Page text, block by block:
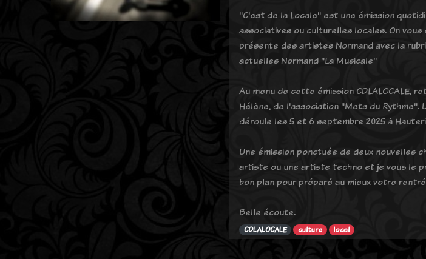
"C'est de la Locale" est une émission
associatives ou culturelles locales. On
présente des artistes Normand avec la
actuelles Normand "La Musicale"
Au menu de cette émission CDLALOCALE,
Hélène, de l'association "Mets du Rythme".
déroule les 5 et 6 septembre 2025 à
Une émission ponctuée de deux nouvelles
artiste ou une artiste techno et je vous le
bon plan pour préparé au mieux votre
Belle écoute.
CDLALOCALE culture local